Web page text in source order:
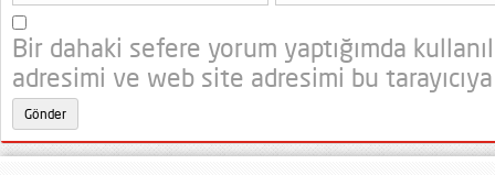
Bir dahaki sefere yorum yaptığımda
adresimi ve web site adresimi bu